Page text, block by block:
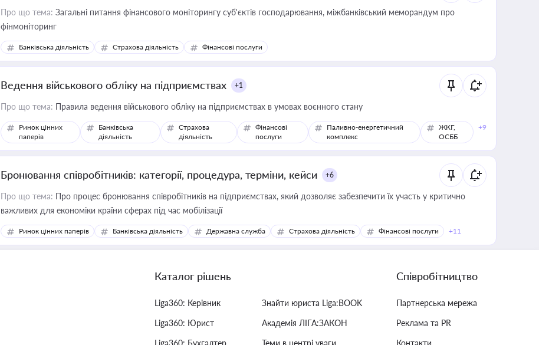
Про що тема: Загальні питання фінансового моніторингу суб'єктів господарювання, міжбанківський меморандум про
фінмоніторинг
Банківська діяльність Страхова діяльність Фінансові послуги
Ведення військового обліку на підприємствах +1
Про що тема: Правила ведення військового обліку на підприємствах в умовах воєнного стану
Ринок цінних
паперів
Банківська
діяльність
Страхова
діяльність
Фінансові
послуги
Паливно-енергетичний
комплекс
ЖКГ,
ОСББ
+9
Бронювання співробітників: категорії, процедура, терміни, кейси +6
Про що тема: Про процес бронювання співробітників на підприємствах, який дозволяє забезпечити їх участь у критично
важливих для економіки країни сферах під час мобілізації
Ринок цінних паперів Банківська діяльність Державна служба Страхова діяльність Фінансові послуги +11
Каталог рішень
Liga360: Керівник
Liga360: Юрист
Liga360: Бухгалтер
Знайти юриста Liga:BOOK
Академія ЛІГА:ЗАКОН
Теми в центрі уваги
Співробітництво
Партнерська мережа
Реклама та PR
Контакти